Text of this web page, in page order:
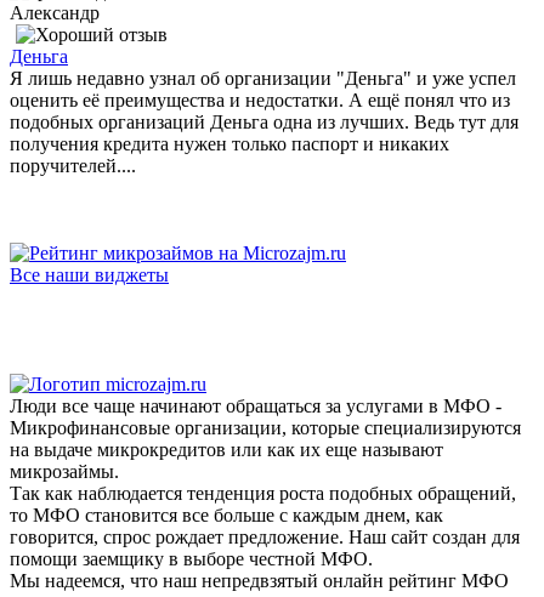
Александр
Деньга
Я лишь недавно узнал об организации "Деньга" и уже успел
оценить её преимущества и недостатки. А ещё понял что из
подобных организаций Деньга одна из лучших. Ведь тут для
получения кредита нужен только паспорт и никаких
поручителей....
Все наши виджеты
Люди все чаще начинают обращаться за услугами в МФО -
Микрофинансовые организации, которые специализируются
на выдаче микрокредитов или как их еще называют
микрозаймы.
Так как наблюдается тенденция роста подобных обращений,
то МФО становится все больше с каждым днем, как
говорится, спрос рождает предложение. Наш сайт создан для
помощи заемщику в выборе честной МФО.
Мы надеемся, что наш непредвзятый онлайн рейтинг МФО